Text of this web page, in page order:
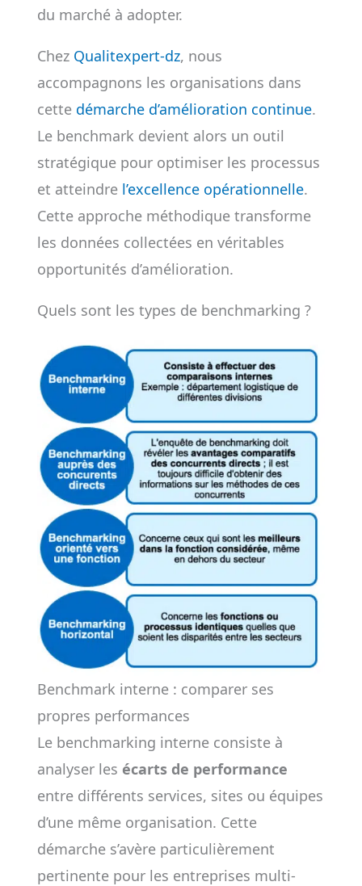
du marché à adopter.
Chez Qualitexpert-dz, nous
accompagnons les organisations dans
cette démarche d’amélioration continue.
Le benchmark devient alors un outil
stratégique pour optimiser les processus
et atteindre l’excellence opérationnelle.
Cette approche méthodique transforme
les données collectées en véritables
opportunités d’amélioration.
Quels sont les types de benchmarking ?
Benchmark interne : comparer ses
propres performances
Le benchmarking interne consiste à
analyser les écarts de performance
entre différents services, sites ou équipes
d’une même organisation. Cette
démarche s’avère particulièrement
pertinente pour les entreprises multi-